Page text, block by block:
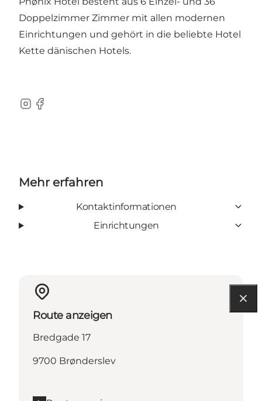
Doppelzimmer Zimmer mit allen modernen
Einrichtungen und gehört in die beliebte Hotel
Kette dänischen Hotels.
Instagram
Facebook
Mehr erfahren
Kontaktinformationen
Einrichtungen
Route anzeigen
Bredgade 17
9700 Brønderslev